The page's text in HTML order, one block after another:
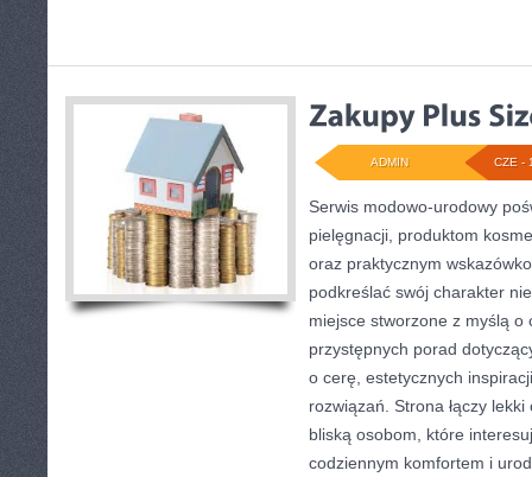
CZE -
ADMIN
Serwis modowo-urodowy
pielęgnacji, produktom
oraz praktycznym
podkreślać swój charakter
miejsce stworzone z myślą o
przystępnych porad
o cerę, estetycznych
rozwiązań. Strona łączy
bliską osobom, które
codziennym komfortem i